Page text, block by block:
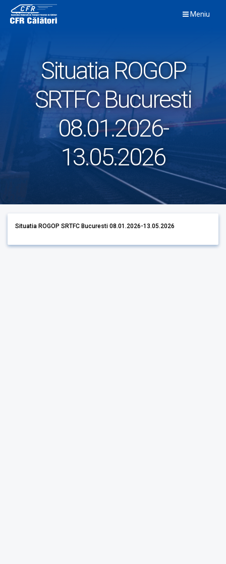
content
Meniu
Situatia ROGOP
SRTFC Bucuresti
08.01.2026-
13.05.2026
Situatia ROGOP SRTFC Bucuresti 08.01.2026-13.05.2026